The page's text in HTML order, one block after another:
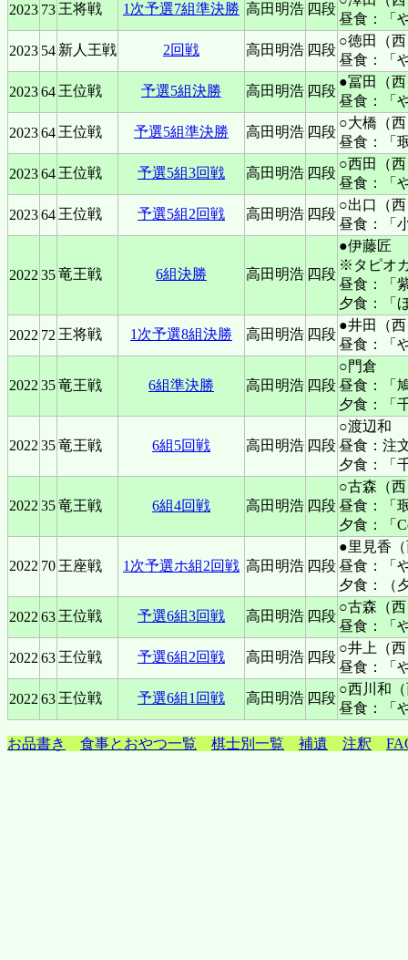
2023 73 王将戦 1次予選7組準決勝 高田明浩 四段
昼食：「
2023 54 新人王戦 2回戦 高田明浩 四段
○徳田（
昼食：「
202364 王位戦 予選5組決勝 高田明浩 四段
●冨田（
昼食：「
202364 王位戦 予選5組準決勝 高田明浩 四段
○大橋（
昼食：「
202364 王位戦 予選5組3回戦 高田明浩 四段
○西田（
昼食：「
202364 王位戦 予選5組2回戦 高田明浩 四段
○出口（
昼食：「
2022 35竜王戦 6組決勝 高田明浩 四段
●伊藤匠
※タピオ
昼食：「
夕食：「
2022 72 王将戦 1次予選8組決勝 高田明浩 四段
●井田（
昼食：「
2022 35竜王戦 6組準決勝 高田明浩 四段
○門倉
昼食：「
夕食：「
2022 35竜王戦 6組5回戦 高田明浩 四段
○渡辺和
昼食：注
夕食：「
2022 35竜王戦 6組4回戦 高田明浩 四段
○古森（
昼食：「
夕食：「
2022 70 王座戦 1次予選ホ組2回戦 高田明浩 四段
●里見香
昼食：「
夕食：（
2022 63 王位戦 予選6組3回戦 高田明浩 四段
○古森（
昼食：「
2022 63 王位戦 予選6組2回戦 高田明浩 四段
○井上（
昼食：「
2022 63 王位戦 予選6組1回戦 高田明浩 四段
○西川和
昼食：「
お品書き 食事とおやつ一覧 棋士別一覧 補遺 注釈